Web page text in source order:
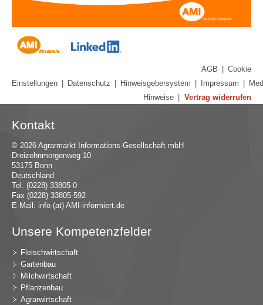
AGB
Cookie
Einstellungen
Datenschutz Hinweisgebersystem Impressum
Hinweise
Vertrag widerrufen
Kontakt
© 2026 Agrarmarkt Informations-Gesellschaft mbH
Dreizehnmorgenweg 10
53175 Bonn
Deutschland
Tel. (0228) 33805-0
Fax (0228) 33805-592
E-Mail: info (at) AMI-informiert.de
Unsere Kompetenzfelder
Fleischwirtschaft
Gartenbau
Milchwirtschaft
Pflanzenbau
Agrarwirtschaft